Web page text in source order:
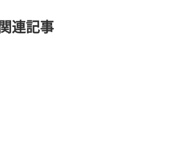
関連記事